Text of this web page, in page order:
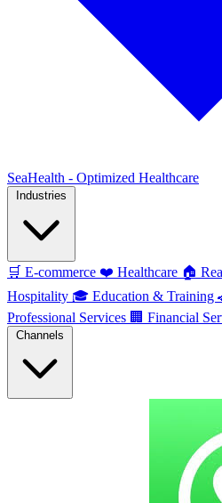
SeaHealth - Optimized Healthcare
🛒 E-commerce ❤️ Healthcare 🏠
Hospitality 🎓 Education & Training
Professional Services 🏢 Financial